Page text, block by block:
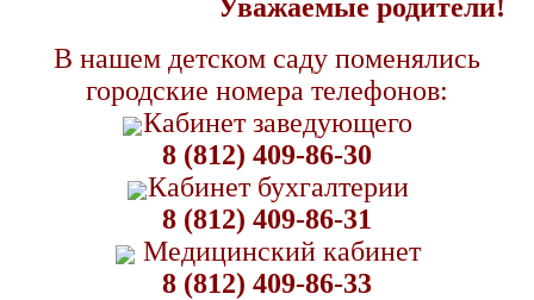
Уважаемые родители!
В нашем детском саду поменялись
городские номера телефонов:
Кабинет заведующего
8 (812) 409-86-30
Кабинет бухгалтерии
8 (812) 409-86-31
Медицинский кабинет
8 (812) 409-86-33